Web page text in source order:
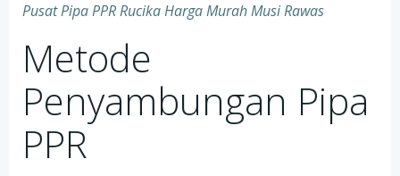
Pusat Pipa PPR Rucika Harga Murah Musi Rawas
Metode
Penyambungan Pipa
PPR